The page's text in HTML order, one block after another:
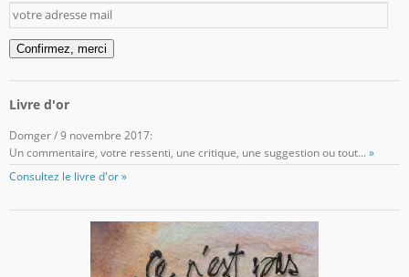
votre
adresse
mail
Confirmez, merci
Livre d'or
Domger/9 novembre 2017:
Un commentaire, votre ressenti, une critique, une suggestion ou tout... »
Consultez le livre d'or »